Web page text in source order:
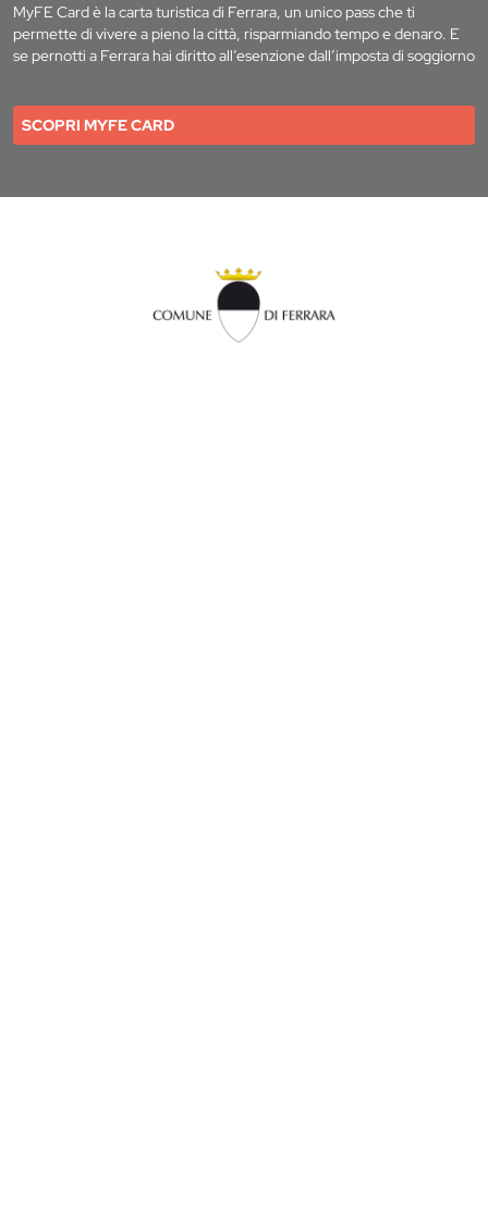
MyFE Card è la carta turistica di Ferrara, un unico pass che ti
permette di vivere a pieno la città, risparmiando tempo e denaro. E
se pernotti a Ferrara hai diritto all’esenzione dall’imposta di soggiorno
SCOPRI MYFE CARD